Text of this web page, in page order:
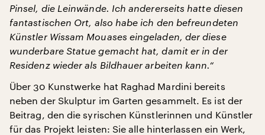
Pinsel, die Leinwände. Ich andererseits hatte diesen
fantastischen Ort, also habe ich den befreundeten
Künstler Wissam Mouases eingeladen, der diese
wunderbare Statue gemacht hat, damit er in der
Residenz wieder als Bildhauer arbeiten kann.“
Über 30 Kunstwerke hat Raghad Mardini bereits
neben der Skulptur im Garten gesammelt. Es ist der
Beitrag, den die syrischen Künstlerinnen und Künstler
für das Projekt leisten: Sie alle hinterlassen ein Werk,